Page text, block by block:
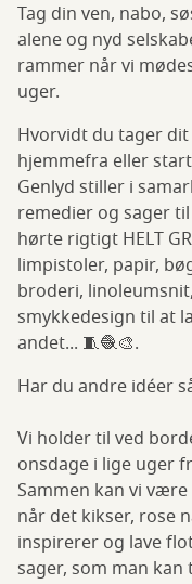
Tag din ven, nabo,
alene og nyd
rammer når vi
uger.
Hvorvidt du tager
hjemmefra eller
Genlyd stiller i
remedier og sager
hørte rigtigt HELT
limpistoler, papir,
broderi,
smykkedesign til at
andet... 🧵🧶🎨.
Har du andre idéer
Vi holder til ved
onsdage i lige uger
Sammen kan vi
når det kikser, rose
inspirerer og lave
sager, som man